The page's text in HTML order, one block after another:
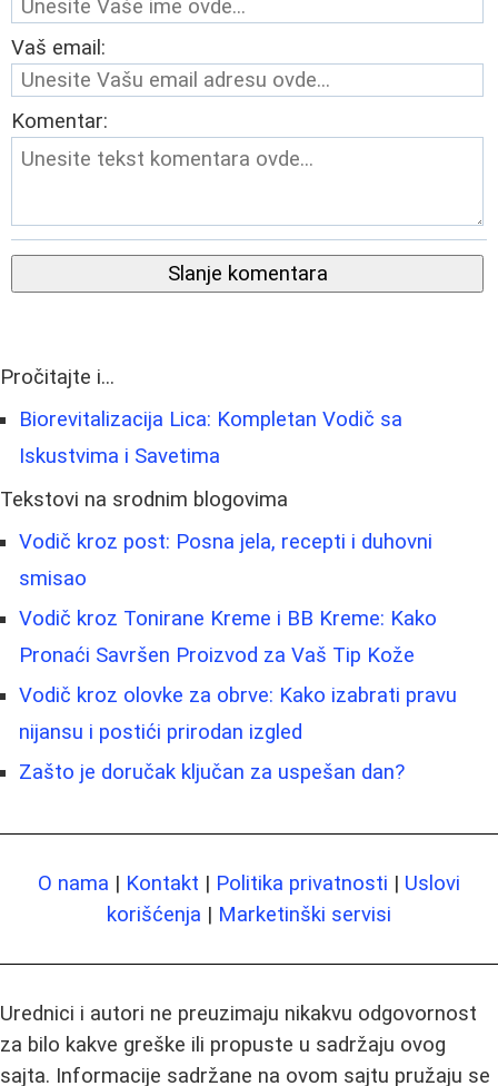
Vaš email:
Komentar:
Slanje komentara
Pročitajte i...
Biorevitalizacija Lica: Kompletan Vodič sa
Iskustvima i Savetima
Tekstovi na srodnim blogovima
Vodič kroz post: Posna jela, recepti i duhovni
smisao
Vodič kroz Tonirane Kreme i BB Kreme: Kako
Pronaći Savršen Proizvod za Vaš Tip Kože
Vodič kroz olovke za obrve: Kako izabrati pravu
nijansu i postići prirodan izgled
Zašto je doručak ključan za uspešan dan?
O nama | Kontakt | Politika privatnosti | Uslovi
korišćenja | Marketinški servisi
Urednici i autori ne preuzimaju nikakvu odgovornost
za bilo kakve greške ili propuste u sadržaju ovog
sajta. Informacije sadržane na ovom sajtu pružaju se